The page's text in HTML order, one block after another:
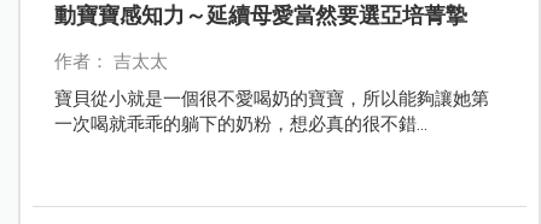
動寶寶感知力～延續母愛當然要選亞培菁摯
作者： 吉太太
寶貝從小就是一個很不愛喝奶的寶寶，所以能夠讓她第
一次喝就乖乖的躺下的奶粉，想必真的很不錯...